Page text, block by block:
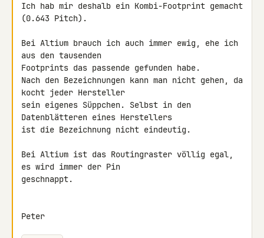
Ich hab mir deshalb ein Kombi-Footprint gemacht
(0.643 Pitch).
Bei Altium brauch ich auch immer ewig, ehe ich
aus den tausenden
Footprints das passende gefunden habe.
Nach den Bezeichnungen kann man nicht gehen, da
kocht jeder Hersteller
sein eigenes Süppchen. Selbst in den
Datenblätteren eines Herstellers
ist die Bezeichnung nicht eindeutig.
Bei Altium ist das Routingraster völlig egal,
es wird immer der Pin
geschnappt.
Peter